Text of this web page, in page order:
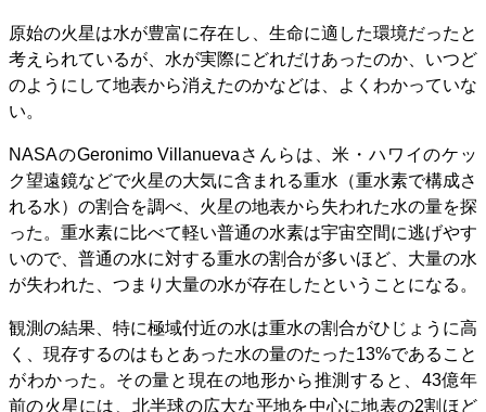
原始の火星は水が豊富に存在し、生命に適した環境だったと
考えられているが、水が実際にどれだけあったのか、いつど
のようにして地表から消えたのかなどは、よくわかっていな
い。
NASAのGeronimo Villanuevaさんらは、米・ハワイのケッ
ク望遠鏡などで火星の大気に含まれる重水（重水素で構成さ
れる水）の割合を調べ、火星の地表から失われた水の量を探
った。重水素に比べて軽い普通の水素は宇宙空間に逃げやす
いので、普通の水に対する重水の割合が多いほど、大量の水
が失われた、つまり大量の水が存在したということになる。
観測の結果、特に極域付近の水は重水の割合がひじょうに高
く、現存するのはもとあった水の量のたった13%であること
がわかった。その量と現在の地形から推測すると、43億年
前の火星には、北半球の広大な平地を中心に地表の2割ほど